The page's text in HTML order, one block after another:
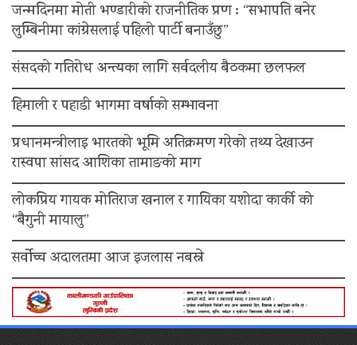
जन्मदिनमा मोती भण्डारीको राजनीतिक प्रण : “सभापति बनेर
लुम्बिनीमा कांग्रेसलाई पहिलो पार्टी बनाउँछु”
संसदको गतिरोध अन्त्यका लागि सर्वदलीय बैठकमा छलफल
हिमाली र पहाडी भागमा वर्षाको सम्भावना
प्रधानमन्त्रीलाइ भारतको भूमि अतिक्रमण गरेको तथ्य देखाउन
रास्वपा सांसद आशिका तामाङको माग
लोकप्रिय गायक मोतिराज खनाल र गायिका यशोदा कार्की को
“बैगुनी मायालु”
सर्वोच्च अदालतमा आज इजलास नबस्ने